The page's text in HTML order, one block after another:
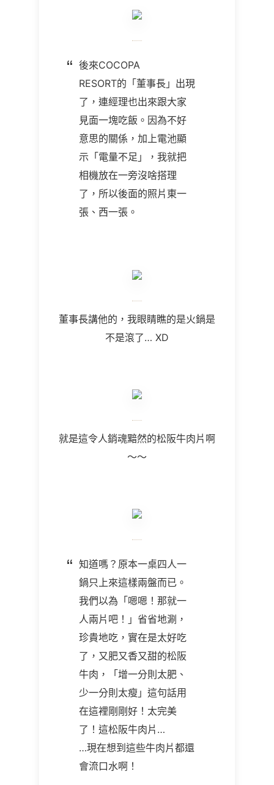
後來COCOPA
RESORT的「董事長」出現
了，連經理也出來跟大家
見面一塊吃飯。因為不好
意思的關係，加上電池顯
示「電量不足」，我就把
相機放在一旁沒啥搭理
了，所以後面的照片東一
張、西一張。
董事長講他的，我眼睛瞧的是火鍋是
不是滾了… XD
就是這令人銷魂黯然的松阪牛肉片啊
～～
知道嗎？原本一桌四人一
鍋只上來這樣兩盤而已。
我們以為「嗯嗯！那就一
人兩片吧！」省省地涮，
珍貴地吃，實在是太好吃
了，又肥又香又甜的松阪
牛肉，「增一分則太肥、
少一分則太瘦」這句話用
在這裡剛剛好！太完美
了！這松阪牛肉片…
…現在想到這些牛肉片都還
會流口水啊！